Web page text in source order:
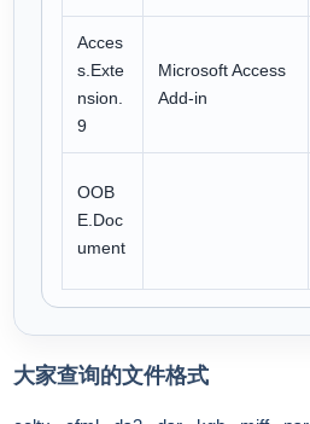
Acces
s.Exte
nsion.
9
Microsoft Access
Add-in
OOB
E.Doc
ument
大家查询的文件格式